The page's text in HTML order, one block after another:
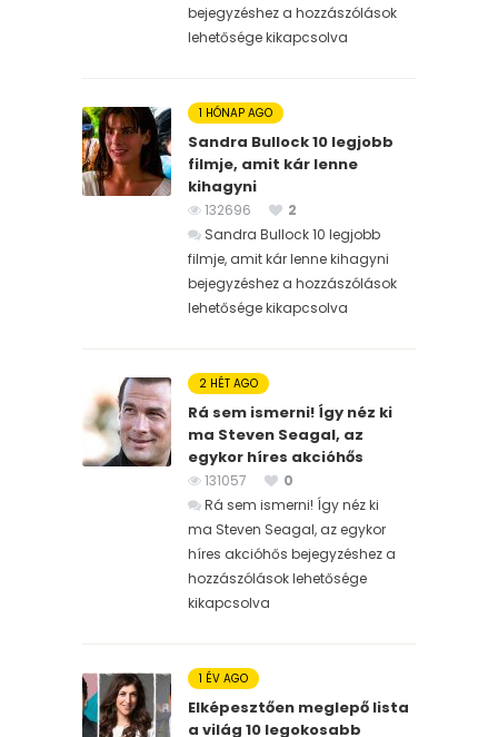
bejegyzéshez a hozzászólások
lehetősége kikapcsolva
1 HÓNAP AGO
Sandra Bullock 10 legjobb
filmje, amit kár lenne
kihagyni
132696
2
Sandra Bullock 10 legjobb
filmje, amit kár lenne kihagyni
bejegyzéshez a hozzászólások
lehetősége kikapcsolva
2 HÉT AGO
Rá sem ismerni! Így néz ki
ma Steven Seagal, az
egykor híres akcióhős
131057
0
Rá sem ismerni! Így néz ki
ma Steven Seagal, az egykor
híres akcióhős bejegyzéshez a
hozzászólások lehetősége
kikapcsolva
1 ÉV AGO
Elképesztően meglepő lista
a világ 10 legokosabb